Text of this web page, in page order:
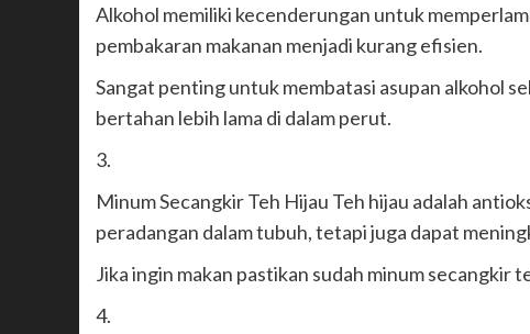
Alkohol memiliki kecenderungan untuk
pembakaran makanan menjadi kurang efisien.
Sangat penting untuk membatasi asupan alkohol
bertahan lebih lama di dalam perut.
3.
Minum Secangkir Teh Hijau Teh hijau adalah
peradangan dalam tubuh, tetapi juga dapat
Jika ingin makan pastikan sudah minum secangkir
4.